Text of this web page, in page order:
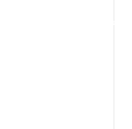
Nos Adhérents